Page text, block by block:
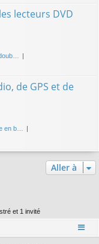
lecteurs DVD
de GPS et de
en b…
Aller à
et 1 invité